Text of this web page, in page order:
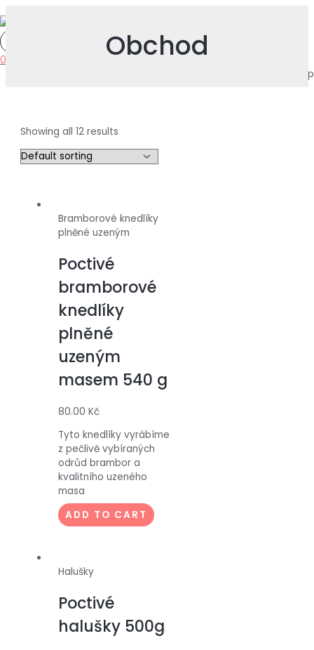
na
obsah
0
Shop
Obchod
Showing all 12 results
Bramborové knedlíky
plněné uzeným
Poctivé
bramborové
knedlíky
plněné
uzeným
masem 540 g
80.00 Kč
Tyto knedlíky vyrábíme
z pečlivě vybíraných
odrůd brambor a
kvalitního uzeného
masa
ADD TO CART
Halušky
Poctivé
halušky 500g